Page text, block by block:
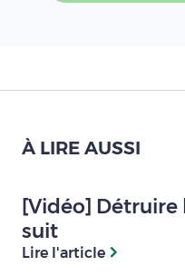
À LIRE AUSSI
[Vidéo] Détruire
suit
Lire l'article